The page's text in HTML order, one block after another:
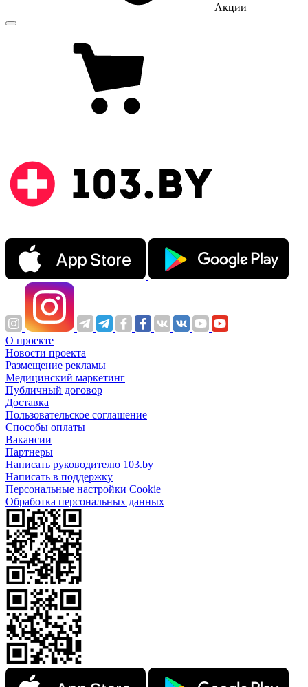
Акции
О проекте
Новости проекта
Размещение рекламы
Медицинский маркетинг
Публичный договор
Доставка
Пользовательское соглашение
Способы оплаты
Вакансии
Партнеры
Написать руководителю 103.by
Написать в поддержку
Персональные настройки Cookie
Обработка персональных данных